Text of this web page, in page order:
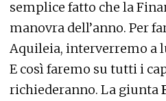
semplice fatto che la
manovra dell’anno. Per
Aquileia, interverremo a
E così faremo su tutti i
richiederanno. La giunta